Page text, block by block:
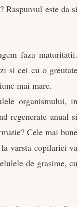
Raspunsul este da si
faza maturitatii.
si cei cu o greutate
mai mare.
organismului, in
regenerate anual si
Cele mai bune
varsta copilariei va
de grasime, cu